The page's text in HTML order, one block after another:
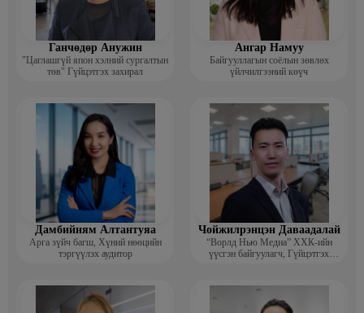
Ганчөдөр Анужин
"Цаглашгүй япон хэлний сургалтын
төв" Гүйцэтгэх захирал
Ангар Намуу
Байгууллагын соёлын зөвлөх
үйлчилгээний көүч
Дамбийням Алтантуяа
Арга зүйч багш, Хүний нөөцийн
тэргүүлэх аудитор
Чойжилрэнцэн Даваадалай
“Ворлд Нью Медиа” ХХК-ийн
үүсгэн байгуулагч, Гүйцэтгэх